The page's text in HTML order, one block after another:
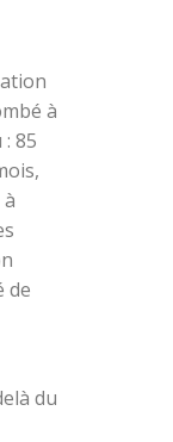
à
85
de
du